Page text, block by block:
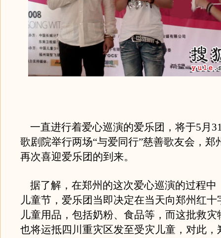
一直进行着爱心巡演的爱乐团，将于5月
歌剧院举行两场“与爱同行”慈善歌友会，郑
再次喜迎爱乐团的到来。
据了解，在郑州的这次爱心巡演的过程中
儿童节，爱乐团当即决定在当天向郑州红十
儿童用品，包括奶粉、食品等，而这批救灾
也将运抵四川重灾区发至受灾儿童，对此，